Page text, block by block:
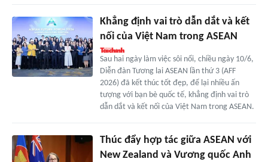
Khẳng định vai trò dẫn dắt và kết
nối của Việt Nam trong ASEAN
Sau hai ngày làm việc sôi nổi, chiều ngày 10/6,
Diễn đàn Tương lai ASEAN lần thứ 3 (AFF
2026) đã kết thúc tốt đẹp, để lại nhiều ấn
tượng với bạn bè quốc tế, khẳng định vai trò
dẫn dắt và kết nối của Việt Nam trong ASEAN.
Thúc đẩy hợp tác giữa ASEAN với
New Zealand và Vương quốc Anh